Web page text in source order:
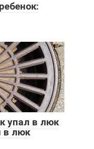
упал в люк
в люк